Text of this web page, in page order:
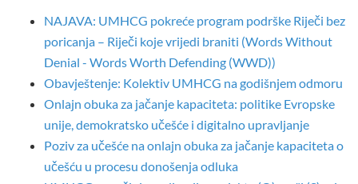
NAJAVA: UMHCG pokreće program podrške Riječi bez
poricanja – Riječi koje vrijedi braniti (Words Without
Denial - Words Worth Defending (WWD))
Obavještenje: Kolektiv UMHCG na godišnjem odmoru
Onlajn obuka za jačanje kapaciteta: politike Evropske
unije, demokratsko učešće i digitalno upravljanje
Poziv za učešće na onlajn obuka za jačanje kapaciteta o
učešću u procesu donošenja odluka